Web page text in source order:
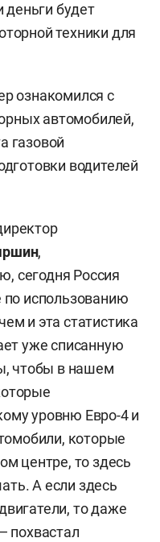
деньги будет
техники для
ознакомился с
автомобилей,
газовой
водителей
,
сегодня Россия
по использованию
и эта статистика
уже списанную
чтобы в нашем
уровню Евро-4 и
которые
центре, то здесь
А если здесь
то даже
похвастал